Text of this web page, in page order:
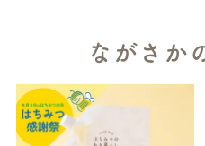
ながさか